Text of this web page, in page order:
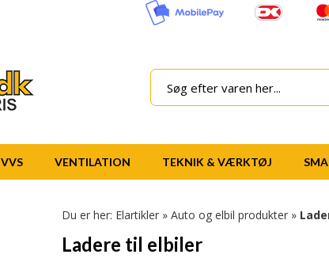
VVS VENTILATION TEKNIK & VÆRKTØJ
Du er her: Elartikler » Auto og elbil produkter »
Ladere til elbiler